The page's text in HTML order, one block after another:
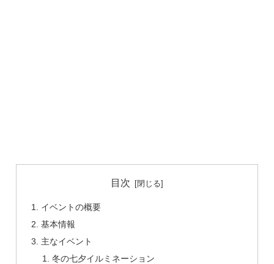
目次
イベントの概要
基本情報
主なイベント
冬の七夕イルミネーション